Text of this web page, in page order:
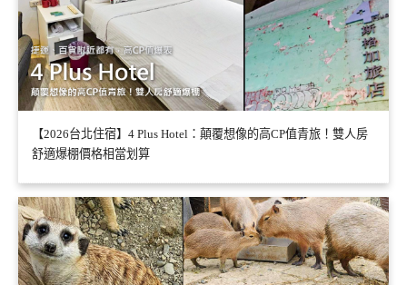
【2026台北住宿】4 Plus Hotel：顛覆想像的高CP值青旅！雙人房
舒適爆棚價格相當划算